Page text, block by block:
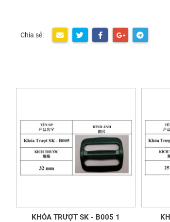
Chia sẻ:
KHÓA TRƯỢT SK - B005 1